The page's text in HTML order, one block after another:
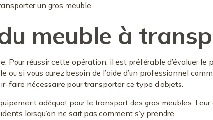
un gros meuble.
meuble à
Pour réussir cette opération, il est préférable d’évaluer le
si vous aurez besoin de l’aide d’un professionnel
faire nécessaire pour transporter ce type d’objets.
adéquat pour le transport des gros meubles.
lorsqu’on ne sait pas comment s’y prendre.